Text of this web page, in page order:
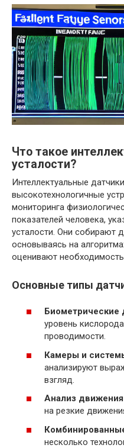
Что такое
усталости?
Интеллектуальные
высокотехнологичные
мониторинга
показателей человека,
усталости. Они собирают
основываясь на
оценивают
Основные типы
Биометрические
уровень
проводимости.
Камеры и
анализируют
взгляд.
Анализ
на резкие
несколько